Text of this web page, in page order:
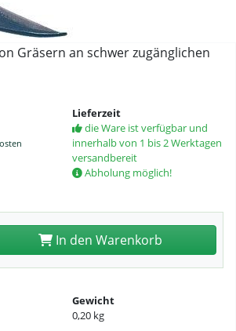
Gräsern an schwer zugänglichen
Lieferzeit
die Ware ist verfügbar und
innerhalb von 1 bis 2 Werktagen
versandbereit
Abholung möglich!
In den Warenkorb
Gewicht
0,20 kg